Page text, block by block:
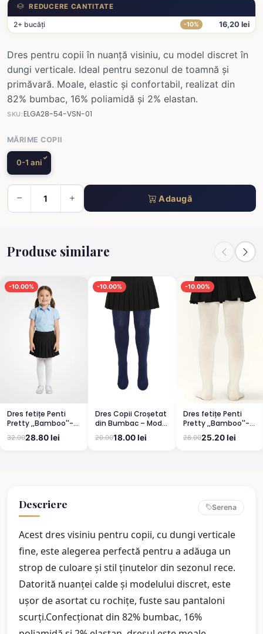
REDUCERE CANTITATE
2+ bucăți -10% 16,20 lei
Dres pentru copii în nuanță visiniu, cu model discret în
dungi verticale. Ideal pentru sezonul de toamnă și
primăvară. Moale, elastic și confortabil, realizat din
82% bumbac, 16% poliamidă și 2% elastan.
SKU:ELGA28-54-VSN-01
MĂRIME COPII
0-1 ani
Adaugă
Produse similare
-10.00%
Dres fetițe Penti
Pretty ,,Bamboo''-
mat, opac, culoare
alb
32.0028.80 lei
-10.00%
Dres Copii Croșetat
din Bumbac – Model
Elegant și
Confortabil
20.0018.00 lei
-10.00%
Dres fetițe Penti
Pretty ,,Bamboo''-
mat, opac, culoare
vanilie
28.0025.20 lei
Descriere Serena
Acest dres visiniu pentru copii, cu dungi verticale
fine, este alegerea perfectă pentru a adăuga un
strop de culoare și stil ținutelor din sezonul rece.
Datorită nuanței calde și modelului discret, este
ușor de asortat cu rochițe, fuste sau pantaloni
scurți.Confecționat din 82% bumbac, 16%